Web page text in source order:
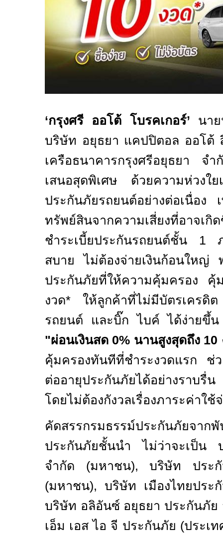
‘กรุงศรี ออโต้ โบรคเกอร์’ นา
บริษัท อยุธยา แคปปิตอล ออโต้
เครือธนาคารกรุงศรีอยุธยา
เสนอสุดพิเศษ ด้วยความห่วงใ
ประกันภัยรถยนต์อย่างต่อเนื่อง
ทรัพย์สินจากความเสี่ยงที่อาจเกิ
ชำระเบี้ยประกันรถยนต์ชั้น 1
สบาย ไม่ต้องจ่ายเงินก้อนใหญ่
ประกันภัยที่ให้ความคุ้มครอง
งวด* ให้ลูกค้าที่ไม่มีบัตรเครดิ
รถยนต์ และบิ๊ก ไบค์ ได้ง่ายขึ้
"ผ่อนเงินสด 0% นานสูงสุดถึง 10
คุ้มครองทันทีที่ชำระงวดแรก ช่
ต่ออายุประกันภัยได้อย่างราบรื่
โดยไม่ต้องกังวลเรื่องภาระค่าใช้
คัดสรรกรมธรรม์ประกันภัยจาก
ประกันภัยชั้นนำ ไม่ว่าจะเป็น
จำกัด (มหาชน), บริษัท ประ
(มหาชน), บริษัท เมืองไทยปร
บริษัท อลิอันซ์ อยุธยา ประกันภัย
เอ็ม เอส ไอ จี ประกันภัย (ประเ